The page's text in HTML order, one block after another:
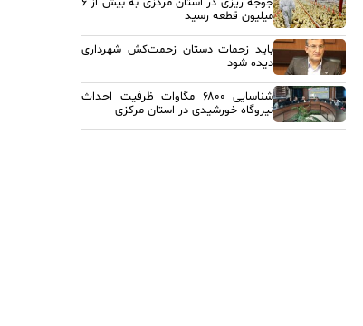
میلیون قطعه رسید
باید زحمات دستان زحمت‌کش شهرداری
دیده شود
شناسایی ۶۸۰۰ مگاوات ظرفیت احداث
نیروگاه خورشیدی در استان مرکزی